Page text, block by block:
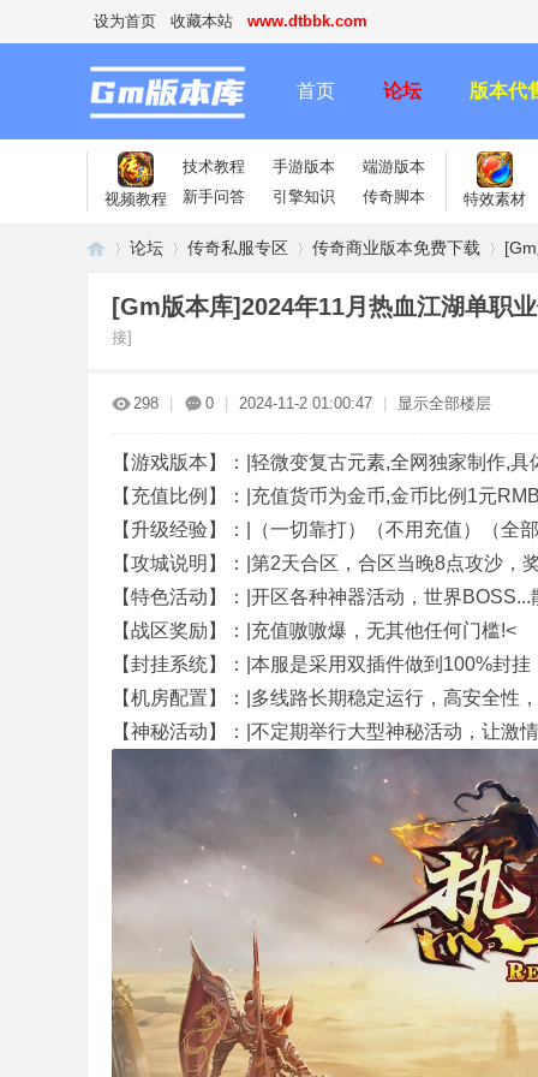
设为首页 收藏本站 www.dtbbk.com
首页 论坛 版本代
视频教程
技术教程 手游版本
端游版本
新手问答
引擎知识 传奇脚本 特效素材
»
论坛 传奇私服专区 传奇商业版本免费下载
[Gm版本库]2024年11月热血江湖单职
接]
298 0 2024-11-2 01:00:47 显示全部楼层
【游戏版本】：|轻微变复古元素,全网独家制作,
【充值比例】：|充值货币为金币,金币比例1元
【升级经验】：|（一切靠打）（不用充值）（全
【攻城说明】：|第2天合区，合区当晚8点攻沙，
【特色活动】：|开区各种神器活动，世界
【战区奖励】：|充值嗷嗷爆，无其他任何门槛!<
【封挂系统】：|本服是采用双插件做到100%封
【机房配置】：|多线路长期稳定运行，高安全性
【神秘活动】：|不定期举行大型神秘活动，让激